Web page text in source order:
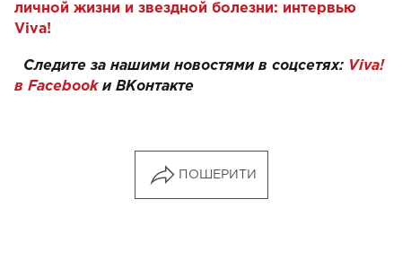
личной жизни и звездной болезни: интервью
Viva!
Следите за нашими новостями в соцсетях: Viva!
в Facebookи ВКонтакте
ПОШЕРИТИ